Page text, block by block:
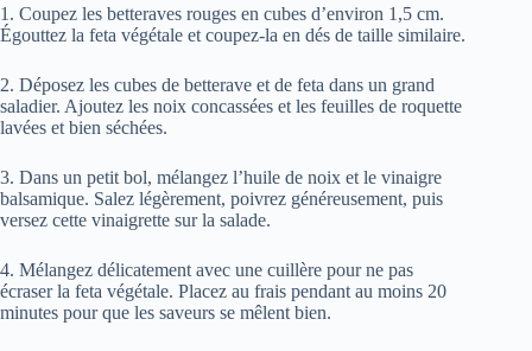
1. Coupez les betteraves rouges en cubes d’environ 1,5 cm.
Égouttez la feta végétale et coupez-la en dés de taille similaire.
2. Déposez les cubes de betterave et de feta dans un grand
saladier. Ajoutez les noix concassées et les feuilles de roquette
lavées et bien séchées.
3. Dans un petit bol, mélangez l’huile de noix et le vinaigre
balsamique. Salez légèrement, poivrez généreusement, puis
versez cette vinaigrette sur la salade.
4. Mélangez délicatement avec une cuillère pour ne pas
écraser la feta végétale. Placez au frais pendant au moins 20
minutes pour que les saveurs se mêlent bien.